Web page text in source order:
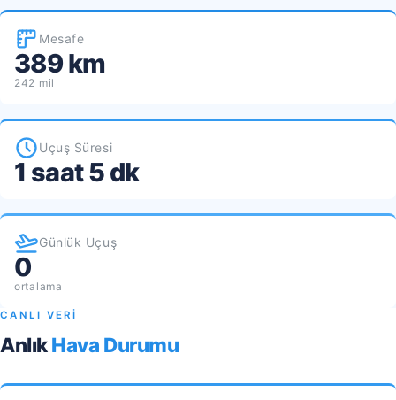
Mesafe
389 km
242 mil
Uçuş Süresi
1 saat 5 dk
Günlük Uçuş
0
ortalama
CANLI VERİ
AnlıkHava Durumu